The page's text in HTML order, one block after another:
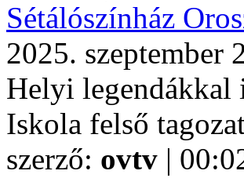
Sétálószínház
2025. szeptember
Helyi legendákkal
Iskola felső
szerző: ovtv |